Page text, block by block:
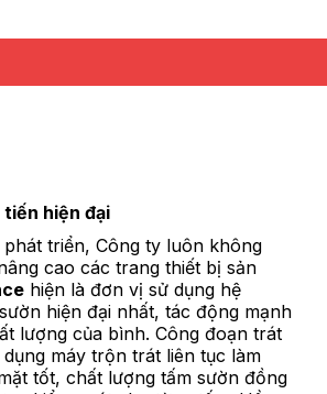
hiện đại
triển, Công ty luôn không
cao các trang thiết bị sản
hiện là đơn vị sử dụng hệ
hiện đại nhất, tác động mạnh
lượng của bình. Công đoạn trát
máy trộn trát liên tục làm
tốt, chất lượng tấm sườn đồng